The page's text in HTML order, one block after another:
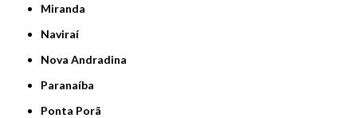
Miranda
Naviraí
Nova Andradina
Paranaíba
Ponta Porã